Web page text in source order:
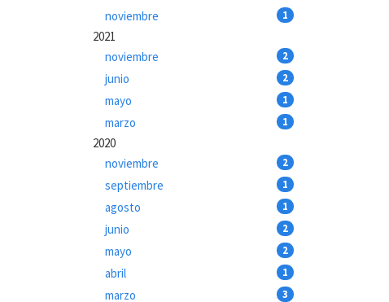
noviembre
1
2021
noviembre
2
junio 2
mayo 1
marzo 1
2020
noviembre
2
septiembre 1
agosto 1
junio 2
mayo 2
abril 1
marzo 3